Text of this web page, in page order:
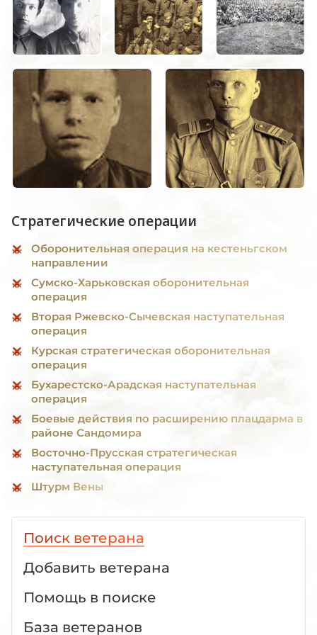
Стратегические операции
Оборонительная операция на кестеньгском
направлении
Сумско-Харьковская оборонительная
операция
Вторая Ржевско-Сычевская наступательная
операция
Курская стратегическая оборонительная
операция
Бухарестско-Арадская наступательная
операция
Боевые действия по расширению плацдарма в
районе Сандомира
Восточно-Прусская стратегическая
наступательная операция
Штурм Вены
Поиск ветерана
Добавить ветерана
Помощь в поиске
База ветеранов